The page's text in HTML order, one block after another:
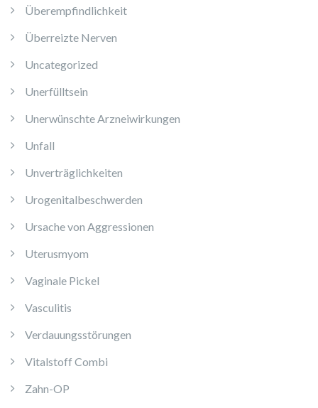
Überempfindlichkeit
Überreizte Nerven
Uncategorized
Unerfülltsein
Unerwünschte Arzneiwirkungen
Unfall
Unverträglichkeiten
Urogenitalbeschwerden
Ursache von Aggressionen
Uterusmyom
Vaginale Pickel
Vasculitis
Verdauungsstörungen
Vitalstoff Combi
Zahn-OP